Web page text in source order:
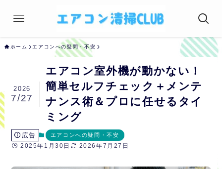
ホーム エアコンへの疑問・不安
エアコン室外機が動かない！
簡単セルフチェック＋メンテ
ナンス術＆プロに任せるタイ
ミング
2026
7/27
広告 エアコンへの疑問・不安
2025年1月30日 2026年7月27日